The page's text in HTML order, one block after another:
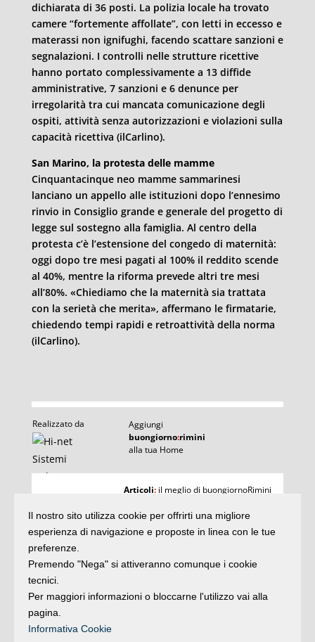
dichiarata di 36 posti. La polizia locale ha trovato
camere “fortemente affollate”, con letti in eccesso e
materassi non ignifughi, facendo scattare sanzioni e
segnalazioni. I controlli nelle strutture ricettive
hanno portato complessivamente a 13 diffide
amministrative, 7 sanzioni e 6 denunce per
irregolarità tra cui mancata comunicazione degli
ospiti, attività senza autorizzazioni e violazioni sulla
capacità ricettiva (ilCarlino).
San Marino, la protesta delle mamme
Cinquantacinque neo mamme sammarinesi
lanciano un appello alle istituzioni dopo l’ennesimo
rinvio in Consiglio grande e generale del progetto di
legge sul sostegno alla famiglia. Al centro della
protesta c’è l’estensione del congedo di maternità:
oggi dopo tre mesi pagati al 100% il reddito scende
al 40%, mentre la riforma prevede altri tre mesi
all’80%. «Chiediamo che la maternità sia trattata
con la serietà che merita», affermano le firmatarie,
chiedendo tempi rapidi e retroattività della norma
(ilCarlino).
Realizzato da
Aggiungi
buongiorno:rimini
alla tua Home
Articoli
e rubricheIArticoli: il meglio di buongiornoRimini
Argomenti
la storia delle notizie
Iscrivitialla newsletter Privacy
Il nostro sito utilizza cookie per offrirti una migliore
esperienza di navigazione e proposte in linea con le tue
preferenze.
Premendo "Nega" si attiveranno comunque i cookie
tecnici.
Per maggiori informazioni o bloccarne l'utilizzo vai alla
pagina.
Informativa Cookie